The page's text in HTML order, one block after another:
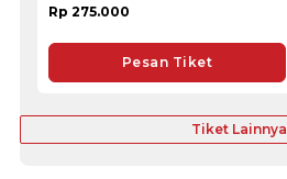
Rp 275.000
Pesan Tiket
Tiket Lainnya